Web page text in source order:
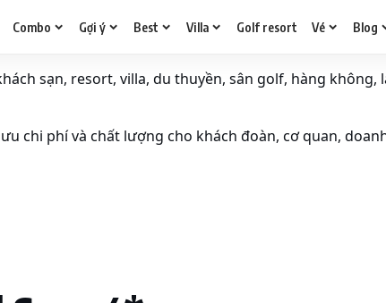
Combo Gợi ý Best Villa Golf resort Vé Blog
sạn, resort, villa, du thuyền, sân golf, hàng
chi phí và chất lượng cho khách đoàn, cơ quan,